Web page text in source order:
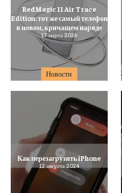
Новости
RedMagic 11 Air Trace
Edition: тот же самый телефон
в новом, кричащем наряде
17 марта 2026
Как перезагрузить iPhone
12 августа 2024